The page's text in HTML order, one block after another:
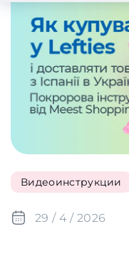
Видеоинструкции
29 / 4 / 2026